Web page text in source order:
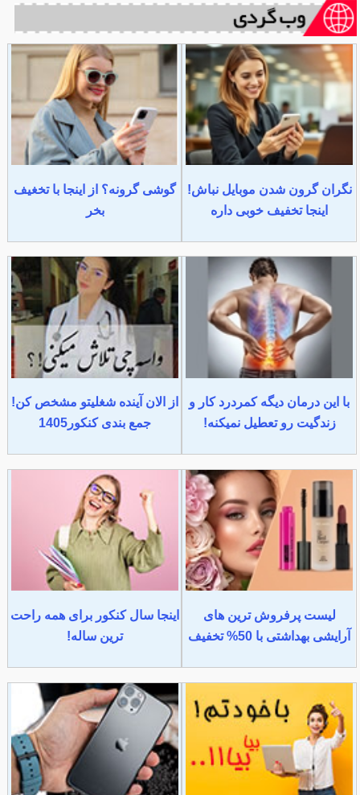
نگران گرون شدن موبایل نباش!
اینجا تخفیف خوبی داره
گوشی گرونه؟ از اینجا با تخغیف
بخر
با این درمان دیگه کمردرد کار و
زندگیت رو تعطیل نمیکنه!
از الان آینده شغلیتو مشخص کن!
جمع بندی کنکور1405
لیست پرفروش ترین های
آرایشی بهداشتی با 50% تخفیف
اینجا سال کنکور برای همه راحت
ترین ساله!